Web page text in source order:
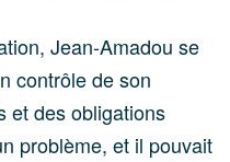
Jean-Amadou se
contrôle de son
et des obligations
problème, et il pouvait